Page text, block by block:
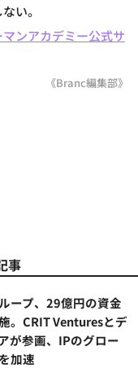
い。
ンアカデミー公式サ
《Branc編集部》
事
ープ、29億円の資金
。CRIT Venturesとデ
が参画、IPのグロー
加速